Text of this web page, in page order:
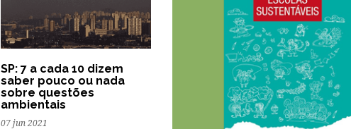
SP: 7 a cada 10 dizem
saber pouco ou nada
sobre questões
ambientais
07 jun 2021